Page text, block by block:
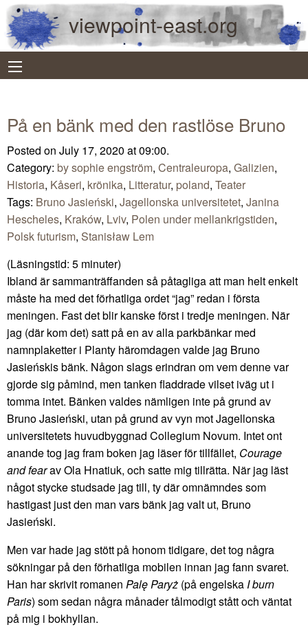
viewpoint-east.org
På en bänk med den rastlöse Bruno
Posted on July 17, 2020 at 09:00.
Category: by sophie engström, Centraleuropa, Galizien,
Historia, Kåseri, krönika, Litteratur, poland, Teater
Tags: Bruno Jasieński, Jagellonska universitetet, Janina
Hescheles, Kraków, Lviv, Polen under mellankrigstiden,
Polsk futurism, Stanisław Lem
(Läsningstid: 5 minuter)
Ibland är sammanträffanden så påtagliga att man helt enkelt
måste ha med det förhatliga ordet “jag” redan i första
meningen. Fast det blir kanske först i tredje meningen. När
jag (där kom det) satt på en av alla parkbänkar med
namnplaketter i Planty häromdagen valde jag Bruno
Jasieńskis bänk. Någon slags erindran om vem denne var
gjorde sig påmind, men tanken fladdrade vilset iväg ut i
tomma intet. Bänken valdes nämligen inte på grund av
Bruno Jasieński, utan på grund av vyn mot Jagellonska
universitetets huvudbyggnad Collegium Novum. Intet ont
anande tog jag fram boken jag läser för tillfället, Courage
and fearav Ola Hnatiuk, och satte mig tillrätta. När jag läst
något stycke studsade jag till, ty där omnämndes som
hastigast just den man vars bänk jag valt ut, Bruno
Jasieński.
Men var hade jag stött på honom tidigare, det tog några
sökningar på den förhatliga mobilen innan jag fann svaret.
Han har skrivit romanen Palę Paryż (på engelskaI burn
Paris) som sedan några månader tålmodigt stått och väntat
på mig i bokhyllan.